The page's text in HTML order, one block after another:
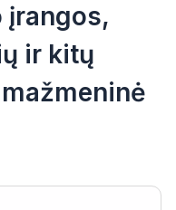
įrangos,
ir kitų